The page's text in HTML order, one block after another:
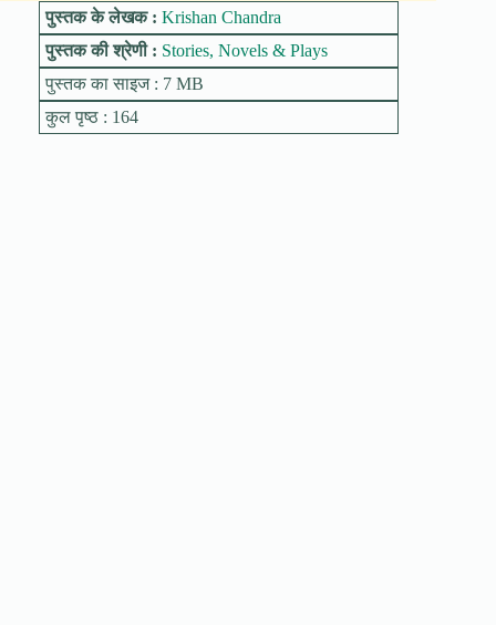
पुस्तक के लेखक : Krishan Chandra
पुस्तक की श्रेणी : Stories, Novels & Plays
पुस्तक का साइज : 7 MB
कुल पृष्ठ : 164